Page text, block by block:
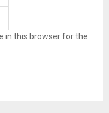
in this browser for the